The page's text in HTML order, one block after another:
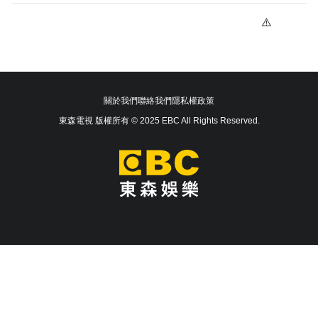
關於我們聯絡我們隱私權政策
東森電視 版權所有 © 2025 EBC All Rights Reserved.